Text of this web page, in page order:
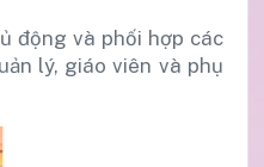
động và phối hợp các
lý, giáo viên và phụ